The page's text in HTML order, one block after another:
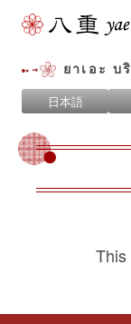
ยาเอะ บ
日本語
This